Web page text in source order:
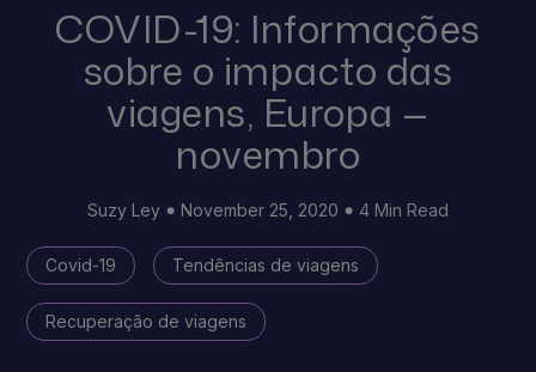
COVID-19: Informações
sobre o impacto das
viagens, Europa —
novembro
Suzy Ley November 25, 2020 4 Min Read
Covid-19 Tendências de viagens
Recuperação de viagens